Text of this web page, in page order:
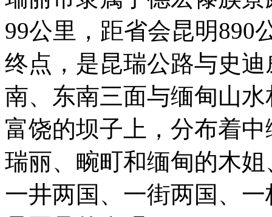
99公里，距省会昆明890
终点，是昆瑞公路与史
南、东南三面与缅甸山
富饶的坝子上，分布着
瑞丽、畹町和缅甸的木
一井两国、一街两国、